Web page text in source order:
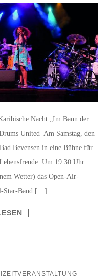
Nacht „Im Bann der
United Am Samstag, den
Bevensen in eine Bühne für
Um 19:30 Uhr
Wetter) das Open-Air-
Star-Band […]